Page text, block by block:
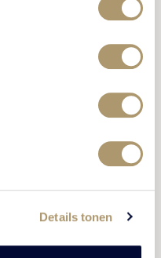
Details tonen